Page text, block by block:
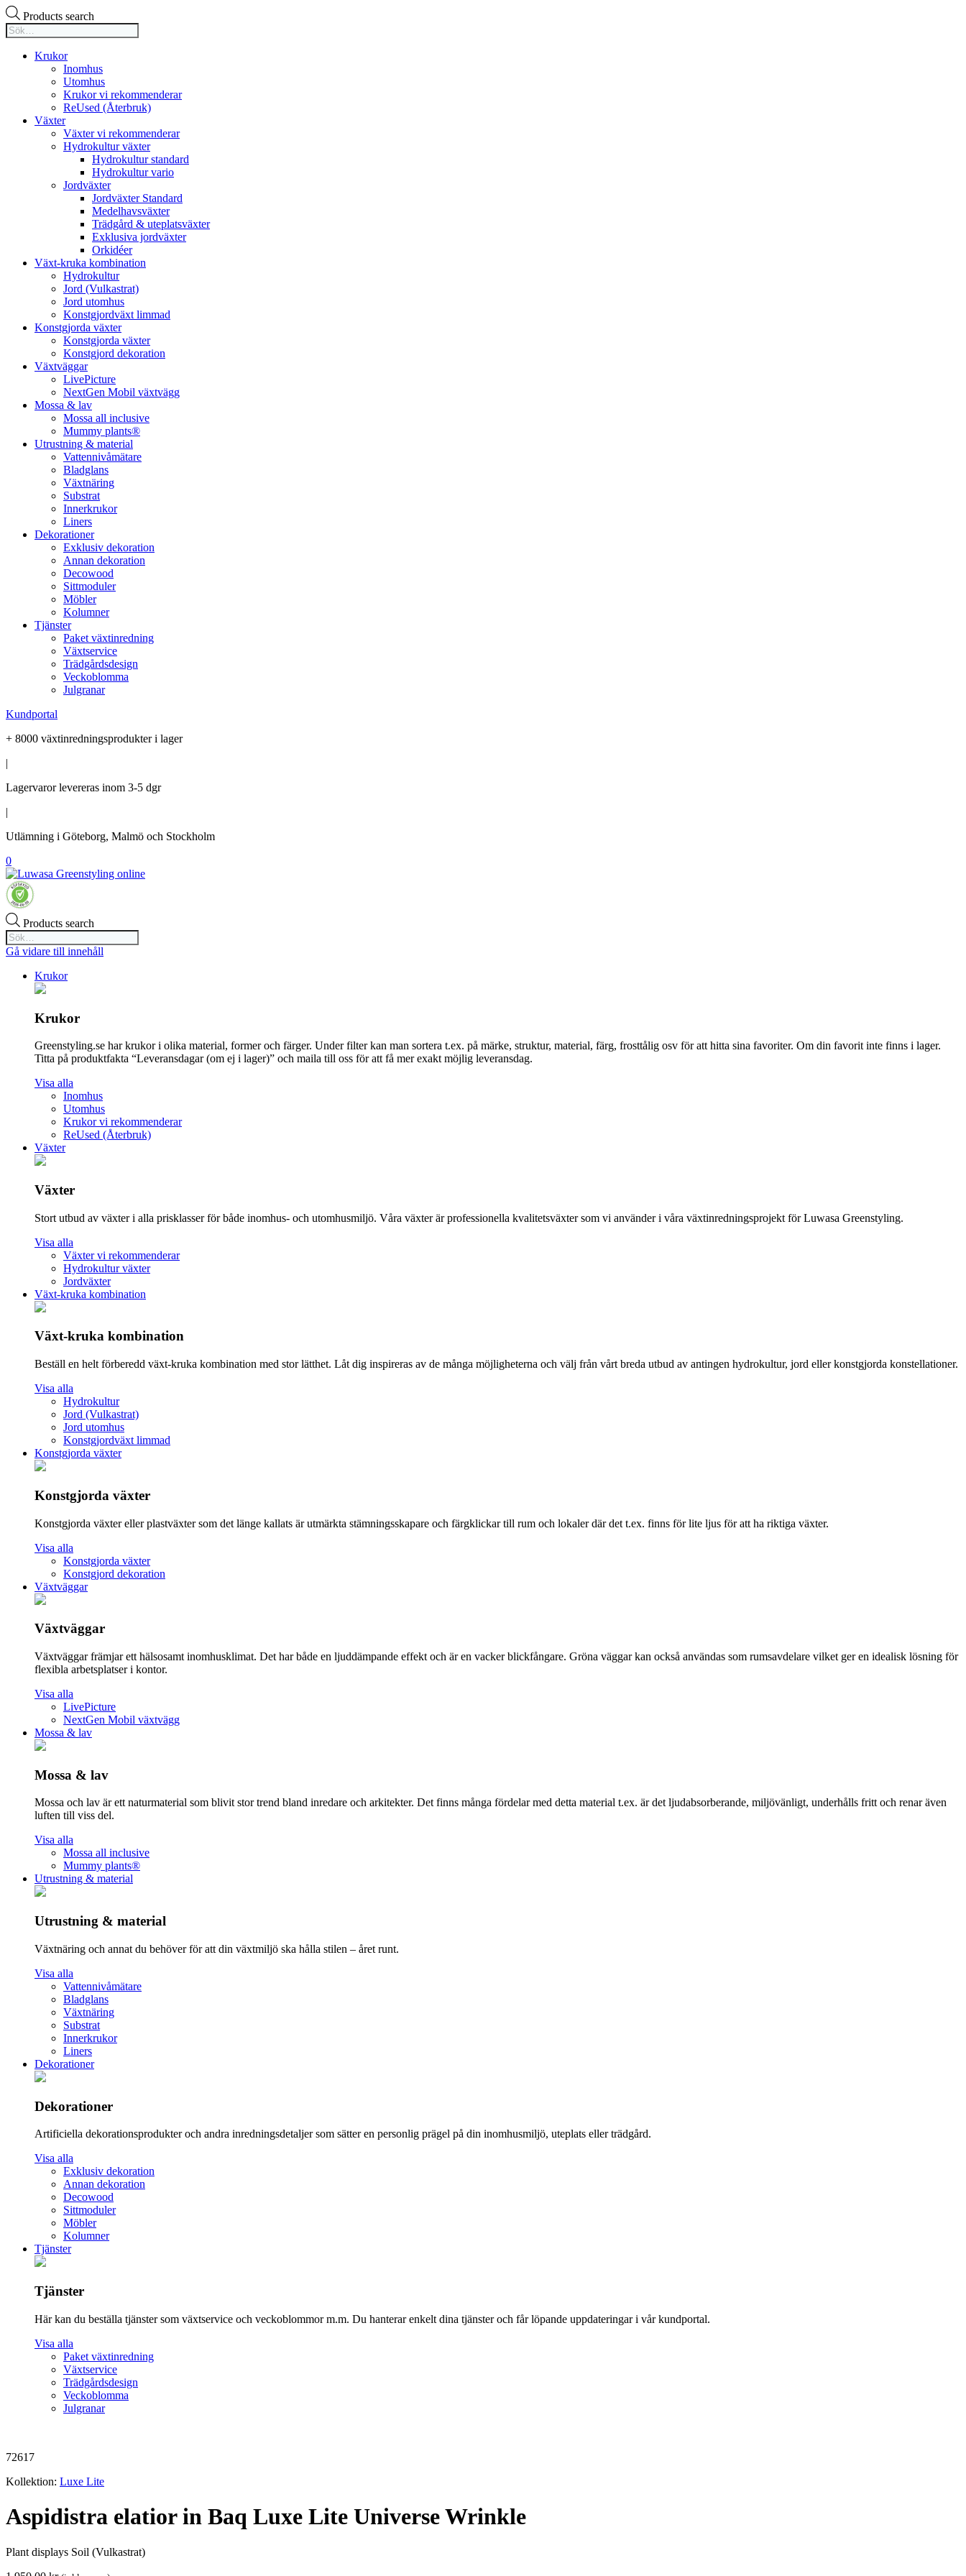
Products search
Krukor
Inomhus
Utomhus
Krukor vi rekommenderar
ReUsed (Återbruk)
Växter
Växter vi rekommenderar
Hydrokultur växter
Hydrokultur standard
Hydrokultur vario
Jordväxter
Jordväxter Standard
Medelhavsväxter
Trädgård & uteplatsväxter
Exklusiva jordväxter
Orkidéer
Växt-kruka kombination
Hydrokultur
Jord (Vulkastrat)
Jord utomhus
Konstgjordväxt limmad
Konstgjorda växter
Konstgjorda växter
Konstgjord dekoration
Växtväggar
LivePicture
NextGen Mobil växtvägg
Mossa & lav
Mossa all inclusive
Mummy plants®
Utrustning & material
Vattennivåmätare
Bladglans
Växtnäring
Substrat
Innerkrukor
Liners
Dekorationer
Exklusiv dekoration
Annan dekoration
Decowood
Sittmoduler
Möbler
Kolumner
Tjänster
Paket växtinredning
Växtservice
Trädgårdsdesign
Veckoblomma
Julgranar
Kundportal
+ 8000 växtinredningsprodukter i lager
|
Lagervaror levereras inom 3-5 dgr
|
Utlämning i Göteborg, Malmö och Stockholm
0
Products search
Gå vidare till innehåll
Krukor
Krukor
Greenstyling.se har krukor i olika material, former och färger. Under filter kan man sortera t.ex. på märke, struktur, material, färg, frosttålig osv för att hitta sina favoriter. Om din favorit inte finns i lager.
Titta på produktfakta “Leveransdagar (om ej i lager)” och maila till oss för att få mer exakt möjlig leveransdag.
Visa alla
Inomhus
Utomhus
Krukor vi rekommenderar
ReUsed (Återbruk)
Växter
Växter
Stort utbud av växter i alla prisklasser för både inomhus- och utomhusmiljö. Våra växter är professionella kvalitetsväxter som vi använder i våra växtinredningsprojekt för Luwasa Greenstyling.
Visa alla
Växter vi rekommenderar
Hydrokultur växter
Jordväxter
Växt-kruka kombination
Växt-kruka kombination
Beställ en helt förberedd växt-kruka kombination med stor lätthet. Låt dig inspireras av de många möjligheterna och välj från vårt breda utbud av antingen hydrokultur, jord eller konstgjorda konstellationer.
Visa alla
Hydrokultur
Jord (Vulkastrat)
Jord utomhus
Konstgjordväxt limmad
Konstgjorda växter
Konstgjorda växter
Konstgjorda växter eller plastväxter som det länge kallats är utmärkta stämningsskapare och färgklickar till rum och lokaler där det t.ex. finns för lite ljus för att ha riktiga växter.
Visa alla
Konstgjorda växter
Konstgjord dekoration
Växtväggar
Växtväggar
Växtväggar främjar ett hälsosamt inomhusklimat. Det har både en ljuddämpande effekt och är en vacker blickfångare. Gröna väggar kan också användas som rumsavdelare vilket ger en idealisk lösning för
flexibla arbetsplatser i kontor.
Visa alla
LivePicture
NextGen Mobil växtvägg
Mossa & lav
Mossa & lav
Mossa och lav är ett naturmaterial som blivit stor trend bland inredare och arkitekter. Det finns många fördelar med detta material t.ex. är det ljudabsorberande, miljövänligt, underhålls fritt och renar även
luften till viss del.
Visa alla
Mossa all inclusive
Mummy plants®
Utrustning & material
Utrustning & material
Växtnäring och annat du behöver för att din växtmiljö ska hålla stilen – året runt.
Visa alla
Vattennivåmätare
Bladglans
Växtnäring
Substrat
Innerkrukor
Liners
Dekorationer
Dekorationer
Artificiella dekorationsprodukter och andra inredningsdetaljer som sätter en personlig prägel på din inomhusmiljö, uteplats eller trädgård.
Visa alla
Exklusiv dekoration
Annan dekoration
Decowood
Sittmoduler
Möbler
Kolumner
Tjänster
Tjänster
Här kan du beställa tjänster som växtservice och veckoblommor m.m. Du hanterar enkelt dina tjänster och får löpande uppdateringar i vår kundportal.
Visa alla
Paket växtinredning
Växtservice
Trädgårdsdesign
Veckoblomma
Julgranar
72617
Kollektion: Luxe Lite
Aspidistra elatior in Baq Luxe Lite Universe Wrinkle
Plant displays Soil (Vulkastrat)